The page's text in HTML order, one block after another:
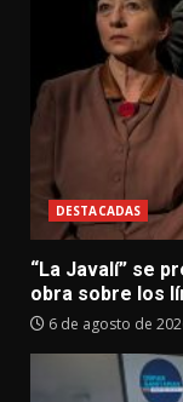
DESTACADAS
“La Javalí” se
obra sobre los
6 de agosto de